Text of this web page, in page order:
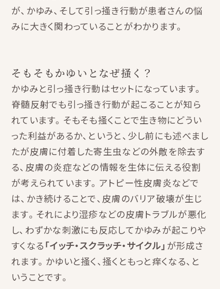
が、かゆみ、そして引っ掻き行動が患者さんの悩
みに大きく関わっていることがわかります。
そもそもかゆいとなぜ掻く？
かゆみと引っ掻き行動はセットになっています。
脊髄反射でも引っ掻き行動が起こることが知ら
れています。そもそも掻くことで生き物にどうい
った利益があるか、というと、少し前にも述べまし
たが皮膚に付着した寄生虫などの外敵を除去す
る、皮膚の炎症などの情報を生体に伝える役割
が考えられています。アトピー性皮膚炎などで
は、かき続けることで、皮膚のバリア破壊が生じ
ます。それにより湿疹などの皮膚トラブルが悪化
し、わずかな刺激にも反応してかゆみが起こりや
すくなる「イッチ・スクラッチ・サイクル」 が形成さ
れます。かゆいと掻く、掻くともっと痒くなる、と
いうことです。